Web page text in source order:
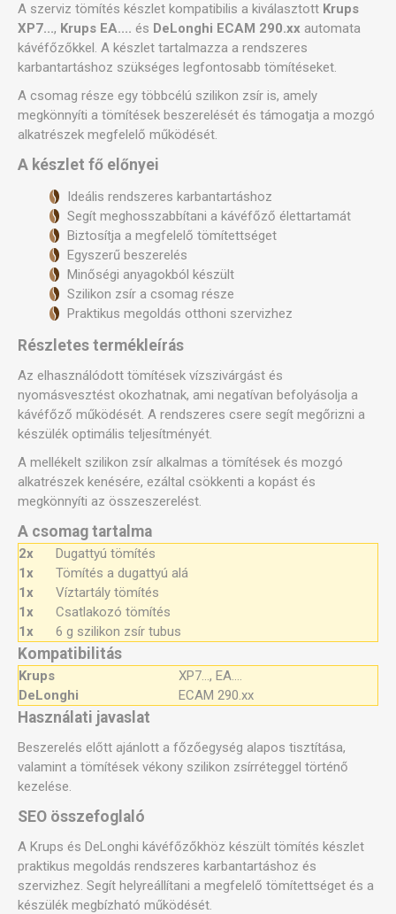
A szerviz tömítés készlet kompatibilis a kiválasztott Krups
XP7..., Krups EA.... és DeLonghi ECAM 290.xx automata
kávéfőzőkkel. A készlet tartalmazza a rendszeres
karbantartáshoz szükséges legfontosabb tömítéseket.
A csomag része egy többcélú szilikon zsír is, amely
megkönnyíti a tömítések beszerelését és támogatja a mozgó
alkatrészek megfelelő működését.
A készlet fő előnyei
Ideális rendszeres karbantartáshoz
Segít meghosszabbítani a kávéfőző élettartamát
Biztosítja a megfelelő tömítettséget
Egyszerű beszerelés
Minőségi anyagokból készült
Szilikon zsír a csomag része
Praktikus megoldás otthoni szervizhez
Részletes termékleírás
Az elhasználódott tömítések vízszivárgást és
nyomásvesztést okozhatnak, ami negatívan befolyásolja a
kávéfőző működését. A rendszeres csere segít megőrizni a
készülék optimális teljesítményét.
A mellékelt szilikon zsír alkalmas a tömítések és mozgó
alkatrészek kenésére, ezáltal csökkenti a kopást és
megkönnyíti az összeszerelést.
A csomag tartalma
2x
Dugattyú tömítés
1x
Tömítés a dugattyú alá
1x
Víztartály tömítés
1x
Csatlakozó tömítés
1x
6 g szilikon zsír tubus
Kompatibilitás
Krups
XP7..., EA....
DeLonghi
ECAM 290.xx
Használati javaslat
Beszerelés előtt ajánlott a főzőegység alapos tisztítása,
valamint a tömítések vékony szilikon zsírréteggel történő
kezelése.
SEO összefoglaló
A Krups és DeLonghi kávéfőzőkhöz készült tömítés készlet
praktikus megoldás rendszeres karbantartáshoz és
szervizhez. Segít helyreállítani a megfelelő tömítettséget és a
készülék megbízható működését.